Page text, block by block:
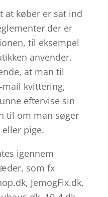
at køber er sat ind
der er
til eksempel
anvender.
at man til
mail kvittering,
eftervise sin
til om man søger
pige.
igennem
som fx
JemogFix.dk,